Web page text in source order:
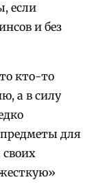
если
и без
кто-то
а в силу
для